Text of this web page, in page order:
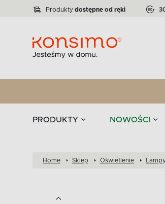
Produkty dostępne od ręki
PRODUKTY NOWOŚCI
Kolekcja narożników
VICTO Liczba produktów:71
ELEGANT Liczba produktów:
Home Sklep Oświetlenie